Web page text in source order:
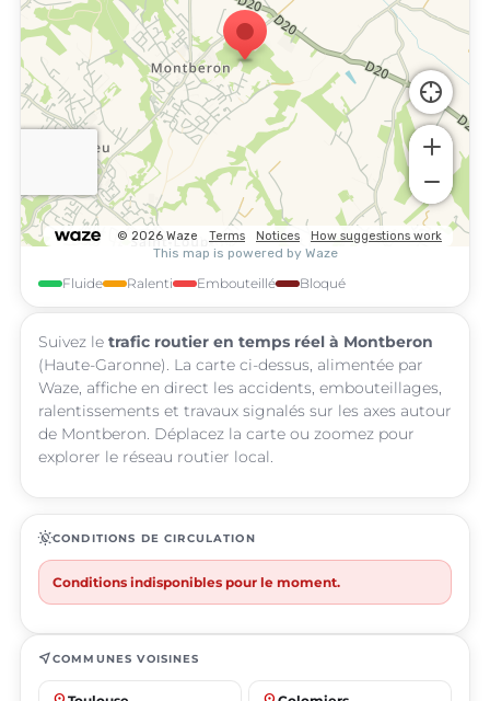
Fluide Ralenti Embouteillé Bloqué
Suivez le trafic routier en temps réel à Montberon
(Haute-Garonne). La carte ci-dessus, alimentée par
Waze, affiche en direct les accidents, embouteillages,
ralentissements et travaux signalés sur les axes autour
de Montberon. Déplacez la carte ou zoomez pour
explorer le réseau routier local.
routineCONDITIONS DE CIRCULATION
Conditions indisponibles pour le moment.
near_meCOMMUNES VOISINES